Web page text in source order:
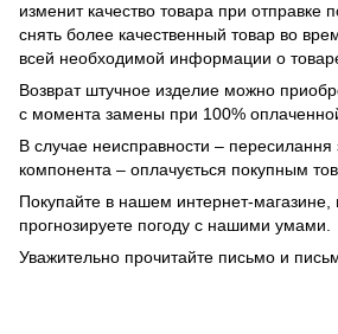
изменит качество товара при отправке
снять более качественный товар во
всей необходимой информации о
Возврат штучное изделие можно
с момента замены при 100%
В случае неисправности – пересилання
компонента – оплачується покупным
Покупайте в нашем интернет-магазине,
прогнозируете погоду с нашими умами.
Уважительно прочитайте письмо и